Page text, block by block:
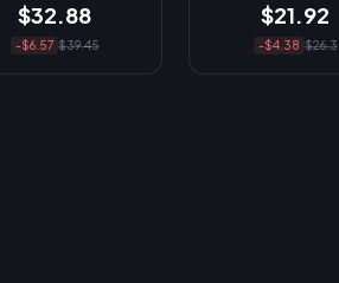
$32.88
-$6.57 $39.45
$21.92
-$4.38 $26.3